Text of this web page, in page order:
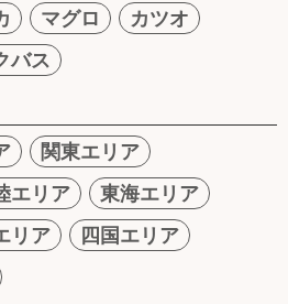
マグロ
カツオ
バス
関東エリア
エリア
東海エリア
リア
四国エリア